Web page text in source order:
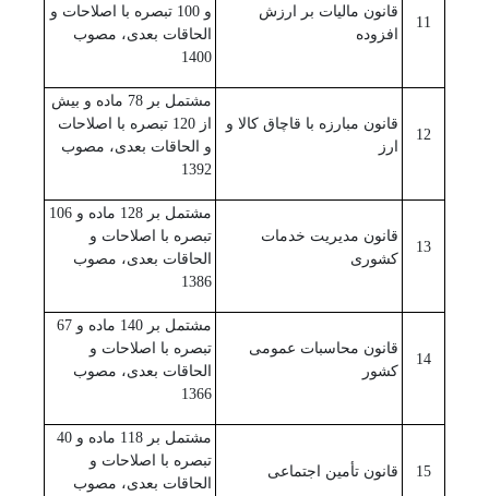
11
قانون مالیات بر ارزش
افزوده
و 100 تبصره با اصلاحات و
الحاقات بعدی، مصوب
1400
12
قانون مبارزه با قاچاق کالا و
ارز
مشتمل بر 78 ماده و بیش
از 120 تبصره با اصلاحات
و الحاقات بعدی، مصوب
1392
13
قانون مدیریت خدمات
کشوری
مشتمل بر 128 ماده و 106
تبصره با اصلاحات و
الحاقات بعدی، مصوب
1386
14
قانون محاسبات عمومی
کشور
مشتمل بر 140 ماده و 67
تبصره با اصلاحات و
الحاقات بعدی، مصوب
1366
15 قانون تأمین اجتماعی
مشتمل بر 118 ماده و 40
تبصره با اصلاحات و
الحاقات بعدی، مصوب